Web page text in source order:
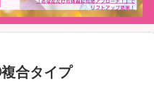
合タイプ